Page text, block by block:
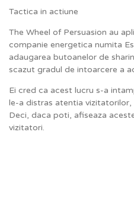
Tactica in actiune
The Wheel of Persuasion au
companie energetica numita
adaugarea butoanelor de
scazut gradul de intoarcere a
Ei cred ca acest lucru s-a
le-a distras atentia vizitatorilor,
Deci, daca poti, afiseaza
vizitatori.